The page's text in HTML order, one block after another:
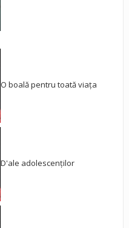
O boală pentru toată viața
D'ale adolescenților